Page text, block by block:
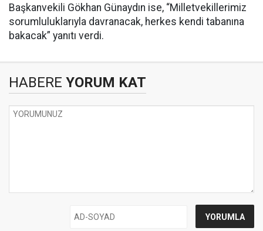
Başkanvekili Gökhan Günaydın ise, “Milletvekillerimiz
sorumluluklarıyla davranacak, herkes kendi tabanına
bakacak” yanıtı verdi.
HABERE YORUM KAT